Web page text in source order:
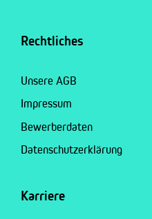
Rechtliches
Unsere AGB
Impressum
Bewerberdaten
Datenschutzerklärung
Karriere